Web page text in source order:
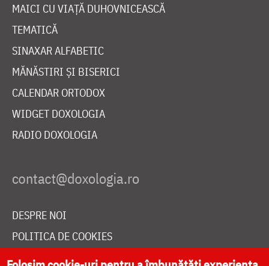
MAICI CU VIAȚĂ DUHOVNICEASCĂ
TEMATICĂ
SINAXAR ALFABETIC
MĂNĂSTIRI ȘI BISERICI
CALENDAR ORTODOX
WIDGET DOXOLOGIA
RADIO DOXOLOGIA
DESPRE NOI
POLITICA DE COOKIES
DONEAZĂ ONLINE PENTRU CATEDRALA NAȚIONALĂ